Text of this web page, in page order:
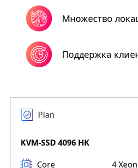
Множество
Поддержка
Plan
KVM-SSD 4096 HK
Core
4